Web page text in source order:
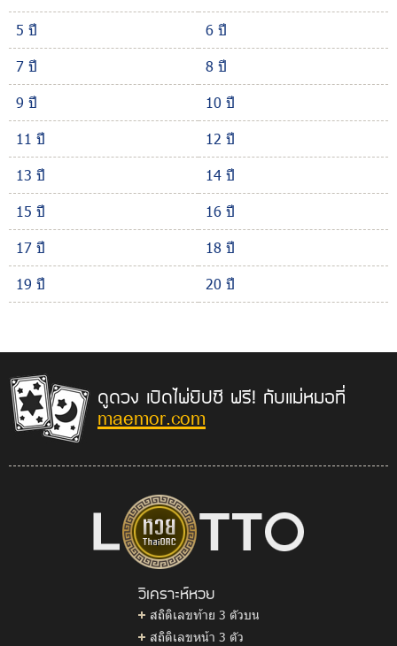
5 ปี
6 ปี
7 ปี
8 ปี
9 ปี
10 ปี
11 ปี
12 ปี
13 ปี
14 ปี
15 ปี
16 ปี
17 ปี
18 ปี
19 ปี
20 ปี
ดูดวง เปิดไพ่ยิปซี ฟรี! กับแม่หมอที่
maemor.com
วิเคราะห์หวย
สถิติเลขท้าย 3 ตัวบน
สถิติเลขหน้า 3 ตัว